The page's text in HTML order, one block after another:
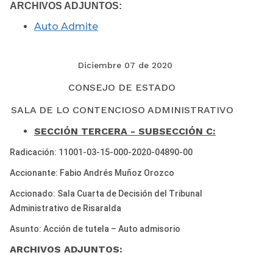
ARCHIVOS ADJUNTOS:
Auto Admite
Diciembre 07 de 2020
CONSEJO DE ESTADO
SALA DE LO CONTENCIOSO ADMINISTRATIVO
SECCIÓN TERCERA - SUBSECCIÓN C:
Radicación: 11001-03-15-000-2020-04890-00
Accionante: Fabio Andrés Muñoz Orozco
Accionado: Sala Cuarta de Decisión del Tribunal
Administrativo de Risaralda
Asunto: Acción de tutela – Auto admisorio
ARCHIVOS ADJUNTOS: